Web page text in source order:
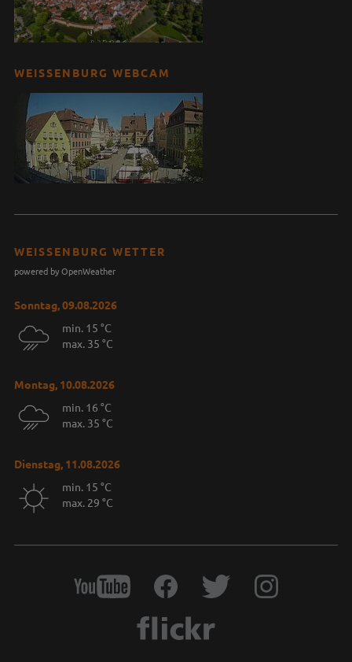
WEISSENBURG WEBCAM
WEISSENBURG WETTER
powered by OpenWeather
Sonntag, 09.08.2026
min. 15 °C
max. 35 °C
Montag, 10.08.2026
min. 16 °C
max. 35 °C
Dienstag, 11.08.2026
min. 15 °C
max. 29 °C